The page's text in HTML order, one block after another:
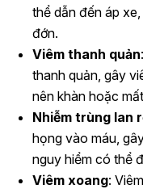
thể dẫn đến áp
đớn.
Viêm thanh quản
thanh quản, gây
nên khàn hoặc
Nhiễm trùng lan
họng vào máu,
nguy hiểm có thể
Viêm xoang: